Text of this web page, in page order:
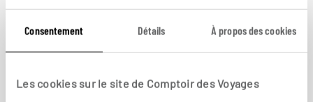
Consentement Détails À propos des cookies
Les cookies sur le site de Comptoir des Voyages
La Chine avec vos petits
empereurs